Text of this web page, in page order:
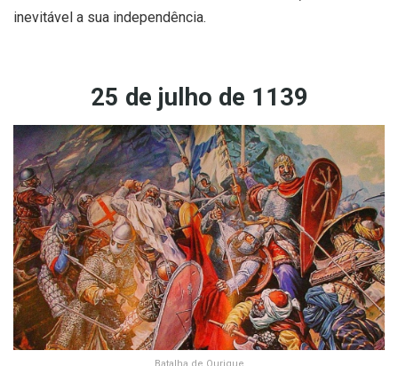
inevitável a sua independência.
25 de julho de 1139